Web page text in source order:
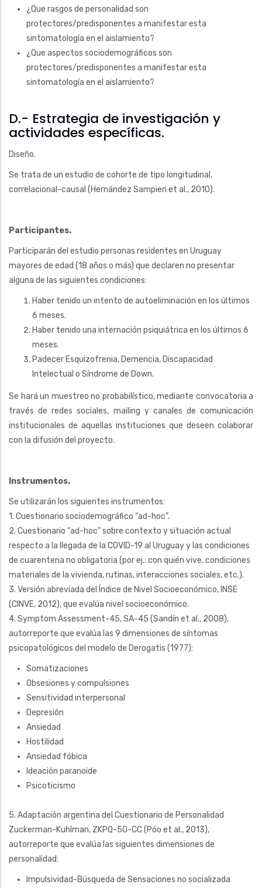
¿Que rasgos de personalidad son
protectores/predisponentes a manifestar esta
sintomatología en el aislamiento?
¿Que aspectos sociodemográficos son
protectores/predisponentes a manifestar esta
sintomatología en el aislamiento?
D.- Estrategia de investigación y
actividades específicas.
Diseño.
Se trata de un estudio de cohorte de tipo longitudinal,
correlacional-causal (Hernández Sampieri et al., 2010).
Participantes.
Participarán del estudio personas residentes en Uruguay
mayores de edad (18 años o más) que declaren no presentar
alguna de las siguientes condiciones:
Haber tenido un intento de autoeliminación en los últimos
6 meses.
Haber tenido una internación psiquiátrica en los últimos 6
meses.
Padecer Esquizofrenia, Demencia, Discapacidad
Intelectual o Síndrome de Down.
Se hará un muestreo no probabilístico, mediante convocatoria a
través de redes sociales, mailing y canales de comunicación
institucionales de aquellas instituciones que deseen colaborar
con la difusión del proyecto.
Instrumentos.
Se utilizarán los siguientes instrumentos:
1. Cuestionario sociodemográfico “ad-hoc”.
2. Cuestionario “ad-hoc” sobre contexto y situación actual
respecto a la llegada de la COVID-19 al Uruguay y las condiciones
de cuarentena no obligatoria (por ej.: con quién vive, condiciones
materiales de la vivienda, rutinas, interacciones sociales, etc.).
3. Versión abreviada del Índice de Nivel Socioeconómico, INSE
(CINVE, 2012), que evalúa nivel socioeconómico.
4. Symptom Assessment-45, SA-45 (Sandín et al., 2008),
autorreporte que evalúa las 9 dimensiones de síntomas
psicopatológicos del modelo de Derogatis (1977):
Somatizaciones
Obsesiones y compulsiones
Sensitividad interpersonal
Depresión
Ansiedad
Hostilidad
Ansiedad fóbica
Ideación paranoide
Psicoticismo
5. Adaptación argentina del Cuestionario de Personalidad
Zuckerman-Kuhlman, ZKPQ-50-CC (Póo et al., 2013),
autorreporte que evalúa las siguientes dimensiones de
personalidad:
Impulsividad-Búsqueda de Sensaciones no socializada